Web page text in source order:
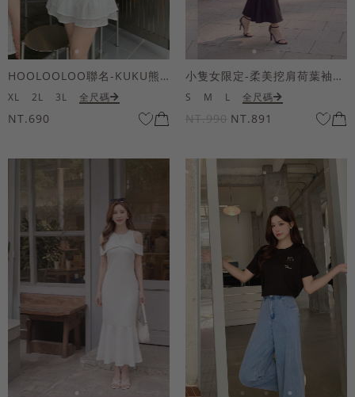
HOOLOOLOO聯名-KUKU熊蝴蝶結短袖上衣
XL 2L 3L 全尺碼
NT.690
小隻女限定-柔美挖肩荷葉袖魚尾長洋裝
S M L 全尺碼
NT.990 NT.891